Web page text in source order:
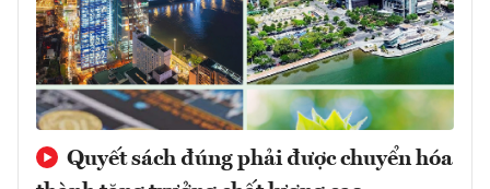
Quyết sách đúng phải được chuyển hóa